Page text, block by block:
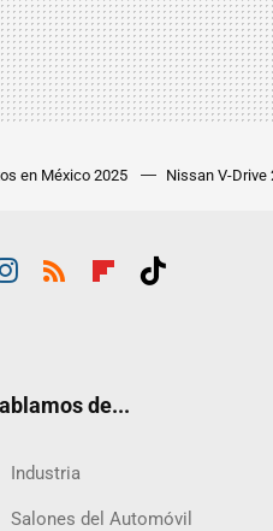
en México 2025 Nissan V-Drive
de...
Industria
Salones del Automóvil